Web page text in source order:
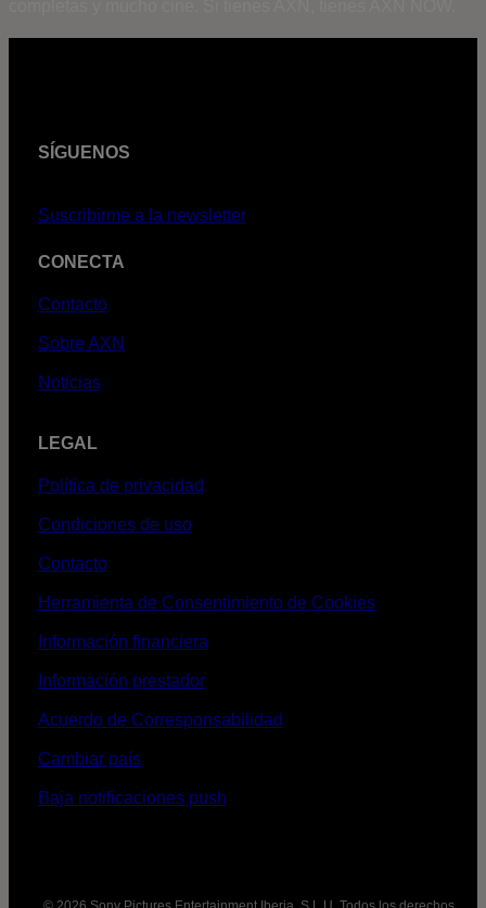
SÍGUENOS
Suscribirme a la newsletter
CONECTA
Contacto
Sobre AXN
Noticias
LEGAL
Política de privacidad
Condiciones de uso
Contacto
Herramienta de Consentimiento de Cookies
Información financiera
Información prestador
Acuerdo de Corresponsabilidad
Cambiar país
Baja notificaciones push